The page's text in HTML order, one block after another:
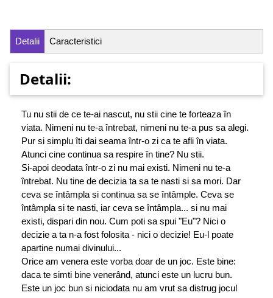
Detalii Caracteristici
Detalii:
Tu nu stii de ce te-ai nascut, nu stii cine te forteaza în
viata. Nimeni nu te-a întrebat, nimeni nu te-a pus sa alegi.
Pur si simplu îti dai seama într-o zi ca te afli în viata.
Atunci cine continua sa respire în tine? Nu stii.
Si-apoi deodata într-o zi nu mai existi. Nimeni nu te-a
întrebat. Nu tine de decizia ta sa te nasti si sa mori. Dar
ceva se întâmpla si continua sa se întâmple. Ceva se
întâmpla si te nasti, iar ceva se întâmpla... si nu mai
existi, dispari din nou. Cum poti sa spui "Eu"? Nici o
decizie a ta n-a fost folosita - nici o decizie! Eu-l poate
apartine numai divinului...
Orice am venera este vorba doar de un joc. Este bine:
daca te simti bine venerând, atunci este un lucru bun.
Este un joc bun si niciodata nu am vrut sa distrug jocul